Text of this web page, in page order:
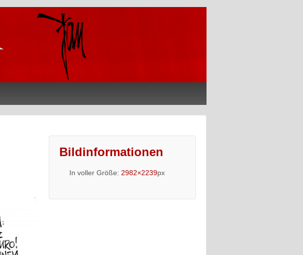
Bildinformationen
In voller Größe: 2982×2239px